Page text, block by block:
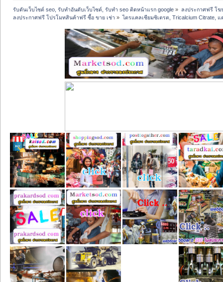
รับดันเว็บไซต์ seo, รับทำอันดับเว็บไซต์, รับทำ seo ติดหน้าแรก google » ลงประกาศฟรี โ
ลงประกาศฟรี โปรโมทสินค้าฟรี ซื้อ ขาย เช่า » ไตรแคลเซียมซิเตรต, Tricalcium Citrate,